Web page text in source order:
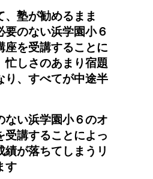
、塾が勧めるまま
要のない浜学園小６
座を受講することに
忙しさのあまり宿題
り、すべてが中途半
ない浜学園小６のオ
受講することによっ
績が落ちてしまうリ
す